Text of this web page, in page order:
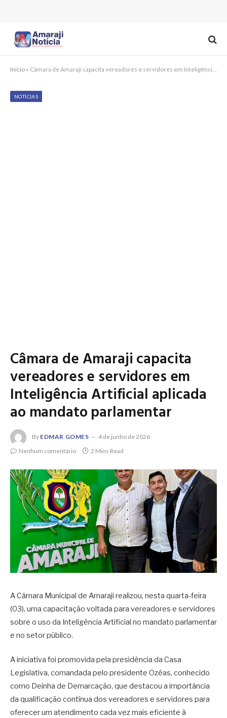
Início » Câmara de Amaraji capacita vereadores e servidores em Inteligência Artificial aplicada ao mandato parlamentar
NOTÍCIAS
Câmara de Amaraji capacita
vereadores e servidores em
Inteligência Artificial aplicada
ao mandato parlamentar
By EDMAR GOMES
4 de junho de 2026
Nenhum comentário
2 Mins Read
A Câmara Municipal de Amaraji realizou, nesta quarta-feira
(03), uma capacitação voltada para vereadores e servidores
sobre o uso da Inteligência Artificial no mandato parlamentar
e no setor público.
A iniciativa foi promovida pela presidência da Casa
Legislativa, comandada pelo presidente Ozéas, conhecido
como Deinha de Demarcação, que destacou a importância
da qualificação contínua dos vereadores e servidores para
oferecer um atendimento cada vez mais eficiente à